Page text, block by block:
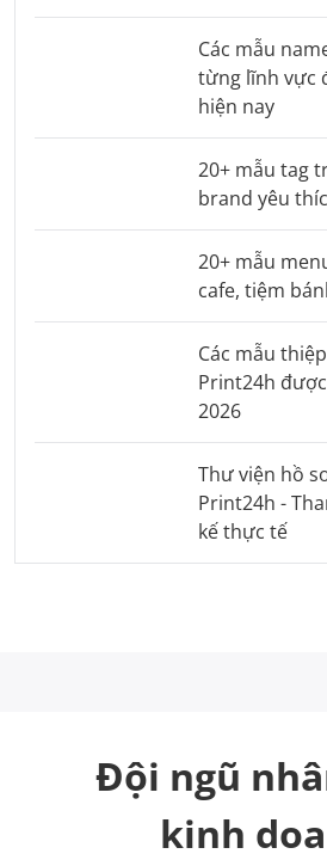
Các mẫu
từng lĩnh vực
hiện nay
20+ mẫu tag
brand yêu
20+ mẫu
cafe, tiệm
Các mẫu
Print24h
2026
Thư viện hồ
Print24h -
kế thực tế
Đội ngũ
kinh